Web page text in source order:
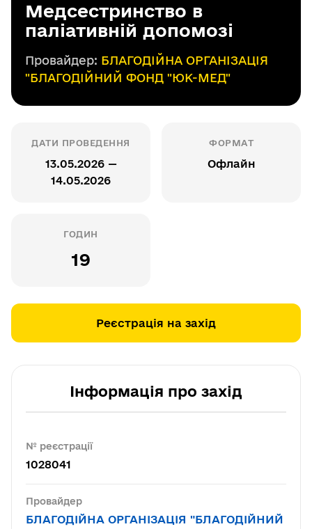
Медсестринство в
паліативній допомозі
Провайдер: БЛАГОДІЙНА ОРГАНІЗАЦІЯ
"БЛАГОДІЙНИЙ ФОНД "ЮК-МЕД"
ДАТИ ПРОВЕДЕННЯ
13.05.2026 —
14.05.2026
ФОРМАТ
Офлайн
ГОДИН
19
Реєстрація на захід
Інформація про захід
№ реєстрації
1028041
Провайдер
БЛАГОДІЙНА ОРГАНІЗАЦІЯ "БЛАГОДІЙНИЙ